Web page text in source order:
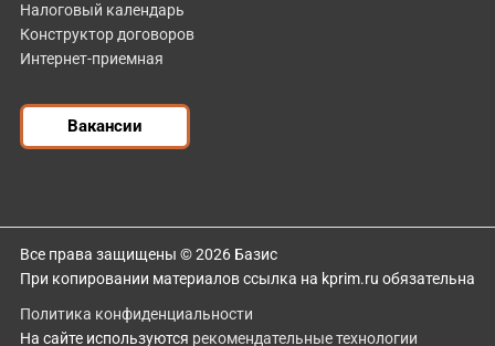
Налоговый календарь
Конструктор договоров
Интернет-приемная
Вакансии
Все права защищены © 2026 Базис
При копировании материалов ссылка на kprim.ru обязательна
Политика конфиденциальности
На сайте используются рекомендательные технологии